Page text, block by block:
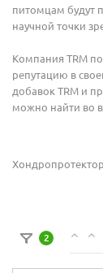
питомцам будут
научной точки
Компания TRM
репутацию в
добавок TRM и
можно найти во
2